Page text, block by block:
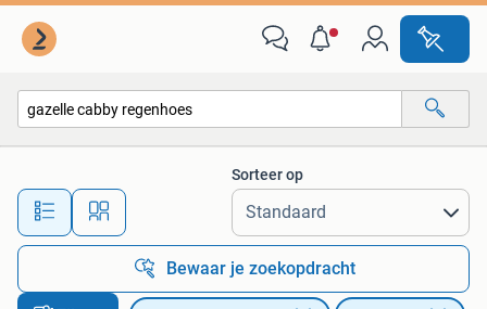
Alle afstanden…
Sorteer op
Bewaar je zoekopdracht